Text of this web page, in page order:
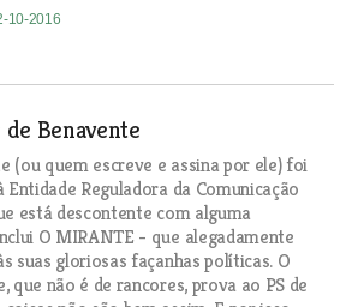
10-2016
Benavente
(ou quem escreve e assina por ele) foi
Reguladora da Comunicação
está descontente com alguma
O MIRANTE - que alegadamente
suas gloriosas façanhas políticas. O
que não é de rancores, prova ao PS de